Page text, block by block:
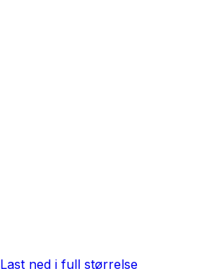
Last ned i full størrelse